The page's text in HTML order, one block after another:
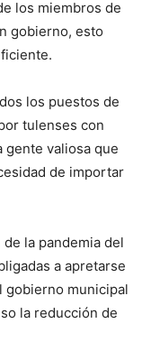
los miembros de
gobierno, esto
los puestos de
tulenses con
gente valiosa que
de importar
la pandemia del
a apretarse
gobierno municipal
la reducción de